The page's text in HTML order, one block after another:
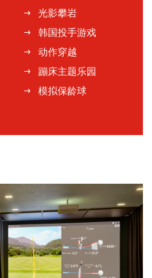
光影攀岩
韩国投手游戏
动作穿越
蹦床主题乐园
模拟保龄球